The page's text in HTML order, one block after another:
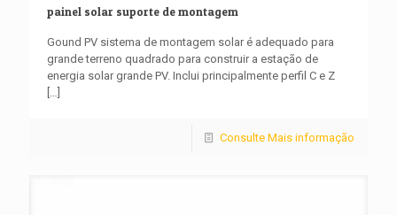
painel solar suporte de montagem
Gound PV sistema de montagem solar é adequado para
grande terreno quadrado para construir a estação de
energia solar grande PV. Inclui principalmente perfil C e Z
[…]
Consulte Mais informação